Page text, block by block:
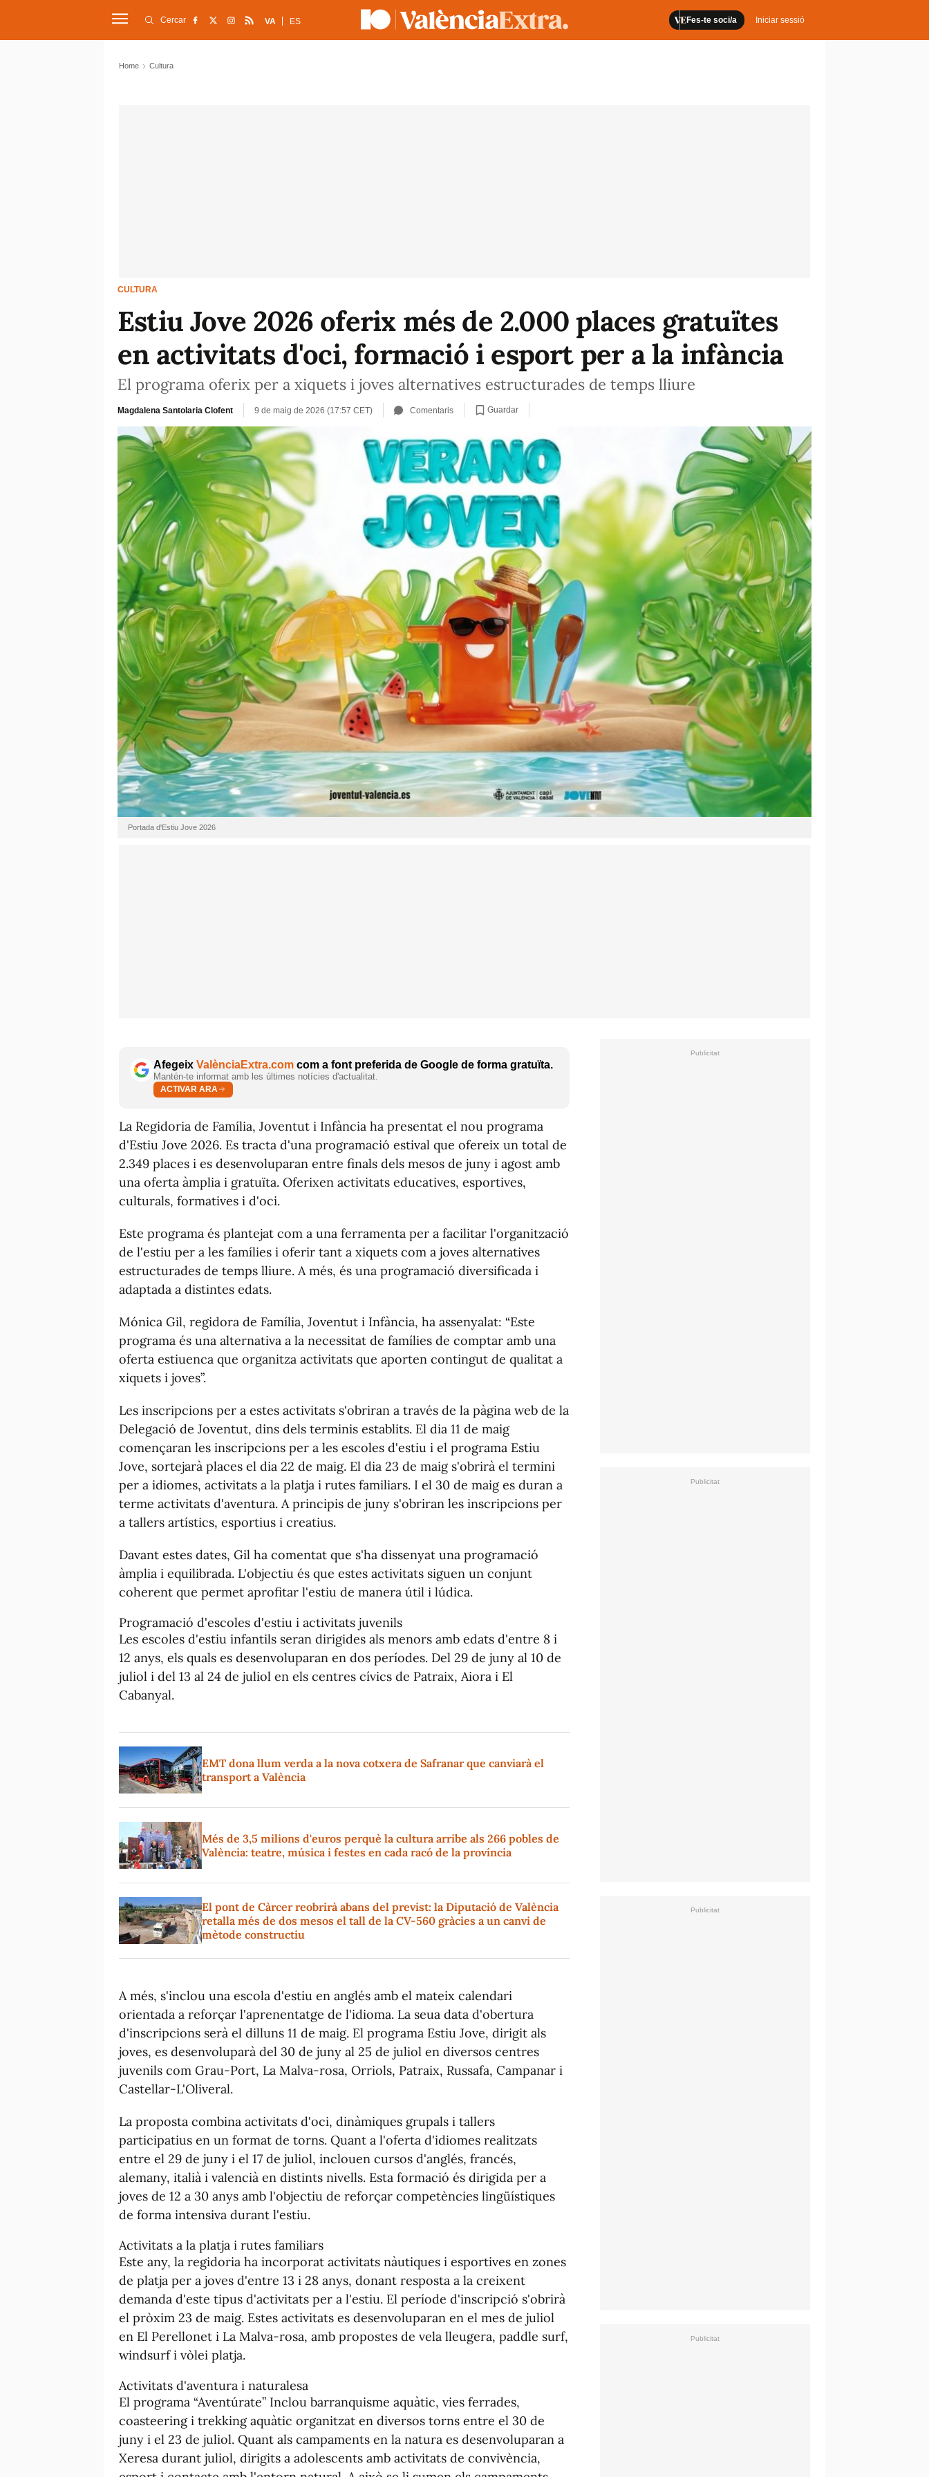
Fes-te soci/a Iniciar sessió
Cercar VA ES
Home Cultura
CULTURA
Estiu Jove 2026 oferix més de 2.000 places gratuïtes
en activitats d'oci, formació i esport per a la infància
El programa oferix per a xiquets i joves alternatives estructurades de temps lliure
Magdalena Santolaria Clofent 9 de maig de 2026 (17:57 CET) Comentaris Guardar
Portada d'Estiu Jove 2026
Afegeix ValènciaExtra.com com a font preferida de Google de forma gratuïta.
Mantén-te informat amb les últimes notícies d'actualitat.
ACTIVAR ARA
La Regidoria de Família, Joventut i Infància ha presentat el nou programa
d'Estiu Jove 2026. Es tracta d'una programació estival que ofereix un total de
2.349 places i es desenvoluparan entre finals dels mesos de juny i agost amb
una oferta àmplia i gratuïta. Oferixen activitats educatives, esportives,
culturals, formatives i d'oci.
Este programa és plantejat com a una ferramenta per a facilitar l'organització
de l'estiu per a les famílies i oferir tant a xiquets com a joves alternatives
estructurades de temps lliure. A més, és una programació diversificada i
adaptada a distintes edats.
Mónica Gil, regidora de Família, Joventut i Infància, ha assenyalat: “Este
programa és una alternativa a la necessitat de famílies de comptar amb una
oferta estiuenca que organitza activitats que aporten contingut de qualitat a
xiquets i joves”.
Les inscripcions per a estes activitats s'obriran a través de la pàgina web de la
Delegació de Joventut, dins dels terminis establits. El dia 11 de maig
començaran les inscripcions per a les escoles d'estiu i el programa Estiu
Jove, sortejarà places el dia 22 de maig. El dia 23 de maig s'obrirà el termini
per a idiomes, activitats a la platja i rutes familiars. I el 30 de maig es duran a
terme activitats d'aventura. A principis de juny s'obriran les inscripcions per
a tallers artístics, esportius i creatius.
Davant estes dates, Gil ha comentat que s'ha dissenyat una programació
àmplia i equilibrada. L'objectiu és que estes activitats siguen un conjunt
coherent que permet aprofitar l'estiu de manera útil i lúdica.
Programació d'escoles d'estiu i activitats juvenils
Les escoles d'estiu infantils seran dirigides als menors amb edats d'entre 8 i
12 anys, els quals es desenvoluparan en dos períodes. Del 29 de juny al 10 de
juliol i del 13 al 24 de juliol en els centres cívics de Patraix, Aiora i El
Cabanyal.
EMT dona llum verda a la nova cotxera de Safranar que canviarà el
transport a València
Més de 3,5 milions d'euros perquè la cultura arribe als 266 pobles de
València: teatre, música i festes en cada racó de la província
El pont de Càrcer reobrirà abans del previst: la Diputació de València
retalla més de dos mesos el tall de la CV-560 gràcies a un canvi de
mètode constructiu
A més, s'inclou una escola d'estiu en anglés amb el mateix calendari
orientada a reforçar l'aprenentatge de l'idioma. La seua data d'obertura
d'inscripcions serà el dilluns 11 de maig. El programa Estiu Jove, dirigit als
joves, es desenvoluparà del 30 de juny al 25 de juliol en diversos centres
juvenils com Grau-Port, La Malva-rosa, Orriols, Patraix, Russafa, Campanar i
Castellar-L'Oliveral.
La proposta combina activitats d'oci, dinàmiques grupals i tallers
participatius en un format de torns. Quant a l'oferta d'idiomes realitzats
entre el 29 de juny i el 17 de juliol, inclouen cursos d'anglés, francés,
alemany, italià i valencià en distints nivells. Esta formació és dirigida per a
joves de 12 a 30 anys amb l'objectiu de reforçar competències lingüístiques
de forma intensiva durant l'estiu.
Activitats a la platja i rutes familiars
Este any, la regidoria ha incorporat activitats nàutiques i esportives en zones
de platja per a joves d'entre 13 i 28 anys, donant resposta a la creixent
demanda d'este tipus d'activitats per a l'estiu. El període d'inscripció s'obrirà
el pròxim 23 de maig. Estes activitats es desenvoluparan en el mes de juliol
en El Perellonet i La Malva-rosa, amb propostes de vela lleugera, paddle surf,
windsurf i vòlei platja.
Activitats d'aventura i naturalesa
El programa “Aventúrate” Inclou barranquisme aquàtic, vies ferrades,
coasteering i trekking aquàtic organitzat en diversos torns entre el 30 de
juny i el 23 de juliol. Quant als campaments en la natura es desenvoluparan a
Xeresa durant juliol, dirigits a adolescents amb activitats de convivència,